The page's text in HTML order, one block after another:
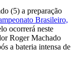
(5) a preparação
Brasileiro,
ocorrerá neste
Roger Machado
a bateria intensa de